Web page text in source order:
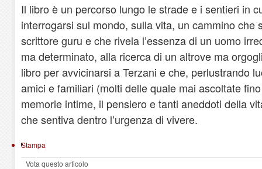
Il libro è un percorso lungo le strade e i sentieri in
interrogarsi sul mondo, sulla vita, un cammino che
scrittore guru e che rivela l’essenza di un uomo
ma determinato, alla ricerca di un altrove ma
libro per avvicinarsi a Terzani e che, perlustrando
amici e familiari (molti delle quale mai ascoltate
memorie intime, il pensiero e tanti aneddoti della
che sentiva dentro l’urgenza di vivere.
Stampa
Vota questo articolo